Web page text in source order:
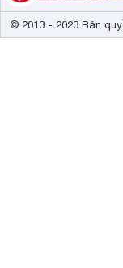
© 2013 - 2023 Bản